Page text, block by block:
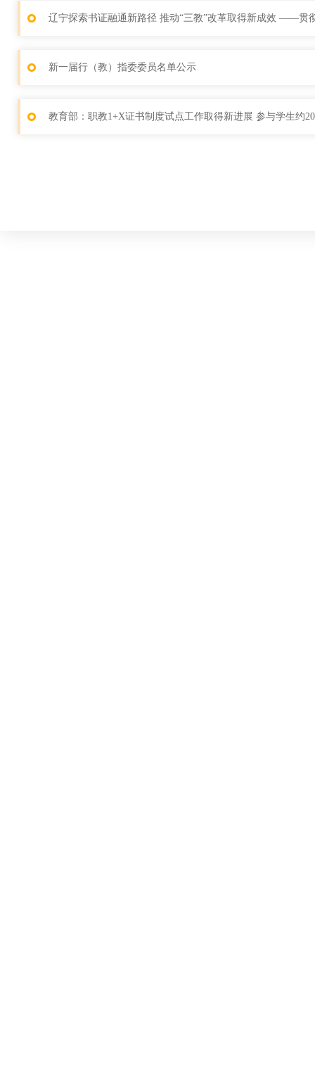
辽宁探索书证融通新路径 推动“三教”改革取得新成效 ——贯
新一届行（教）指委委员名单公示
教育部：职教1+X证书制度试点工作取得新进展 参与学生约